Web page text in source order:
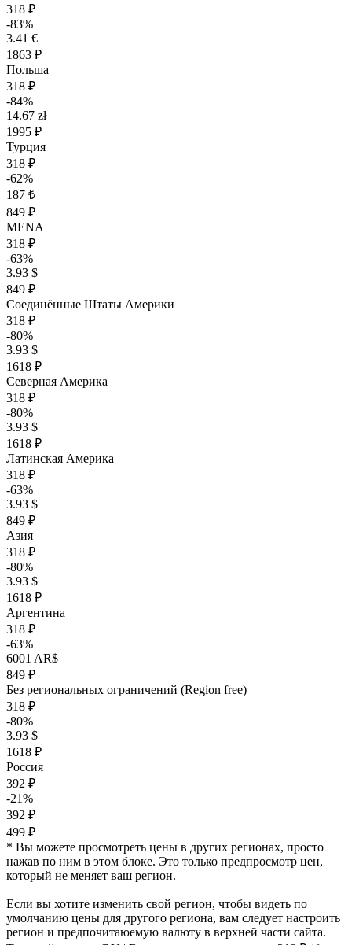
318 ₽
-83%
3.41 €
1863 ₽
Польша
318 ₽
-84%
14.67 zł
1995 ₽
Турция
318 ₽
-62%
187 ₺
849 ₽
MENA
318 ₽
-63%
3.93 $
849 ₽
Соединённые Штаты Америки
318 ₽
-80%
3.93 $
1618 ₽
Северная Америка
318 ₽
-80%
3.93 $
1618 ₽
Латинская Америка
318 ₽
-63%
3.93 $
849 ₽
Азия
318 ₽
-80%
3.93 $
1618 ₽
Аргентина
318 ₽
-63%
6001 AR$
849 ₽
Без региональных ограничений (Region free)
318 ₽
-80%
3.93 $
1618 ₽
Россия
392 ₽
-21%
392 ₽
499 ₽
* Вы можете просмотреть цены в других регионах, просто
нажав по ним в этом блоке. Это только предпросмотр цен,
который не меняет ваш регион.
Если вы хотите изменить свой регион, чтобы видеть по
умолчанию цены для другого региона, вам следует настроить
регион и предпочитаюемую валюту в верхней части сайта.